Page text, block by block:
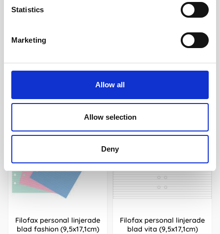
Statistics
Marketing
Allow all
Allow selection
Deny
79 kr/st
Andra köpte även
Filofax personal linjerade
blad fashion (9,5x17,1cm)
Filofax personal linjerade
blad vita (9,5x17,1cm)